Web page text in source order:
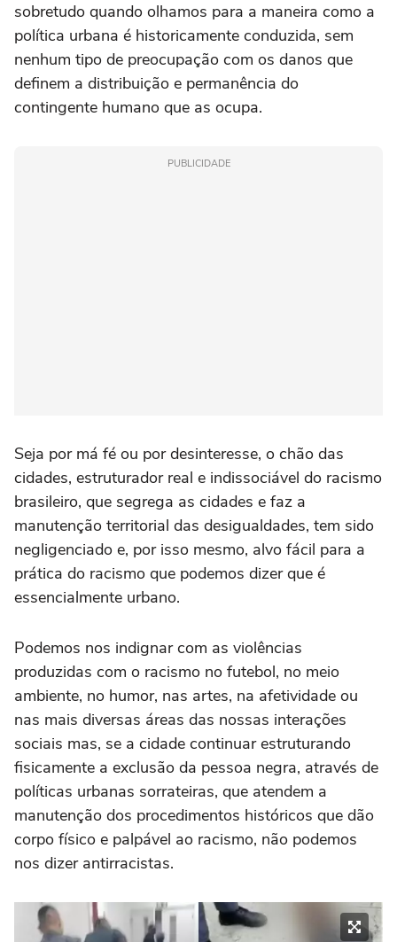
sobretudo quando olhamos para a maneira como a
política urbana é historicamente conduzida, sem
nenhum tipo de preocupação com os danos que
definem a distribuição e permanência do
contingente humano que as ocupa.
PUBLICIDADE
Seja por má fé ou por desinteresse, o chão das
cidades, estruturador real e indissociável do racismo
brasileiro, que segrega as cidades e faz a
manutenção territorial das desigualdades, tem sido
negligenciado e, por isso mesmo, alvo fácil para a
prática do racismo que podemos dizer que é
essencialmente urbano.
Podemos nos indignar com as violências
produzidas com o racismo no futebol, no meio
ambiente, no humor, nas artes, na afetividade ou
nas mais diversas áreas das nossas interações
sociais mas, se a cidade continuar estruturando
fisicamente a exclusão da pessoa negra, através de
políticas urbanas sorrateiras, que atendem a
manutenção dos procedimentos históricos que dão
corpo físico e palpável ao racismo, não podemos
nos dizer antirracistas.